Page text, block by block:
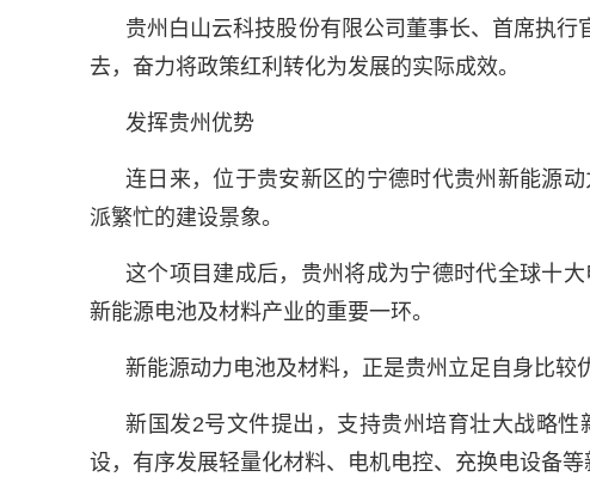
贵州白山云科技股份有限公司董事长、首席执行
去，奋力将政策红利转化为发展的实际成效。
发挥贵州优势
连日来，位于贵安新区的宁德时代贵州新能源
派繁忙的建设景象。
这个项目建成后，贵州将成为宁德时代全球十
新能源电池及材料产业的重要一环。
新能源动力电池及材料，正是贵州立足自身比较
新国发2号文件提出，支持贵州培育壮大战略
设，有序发展轻量化材料、电机电控、充换电设备等